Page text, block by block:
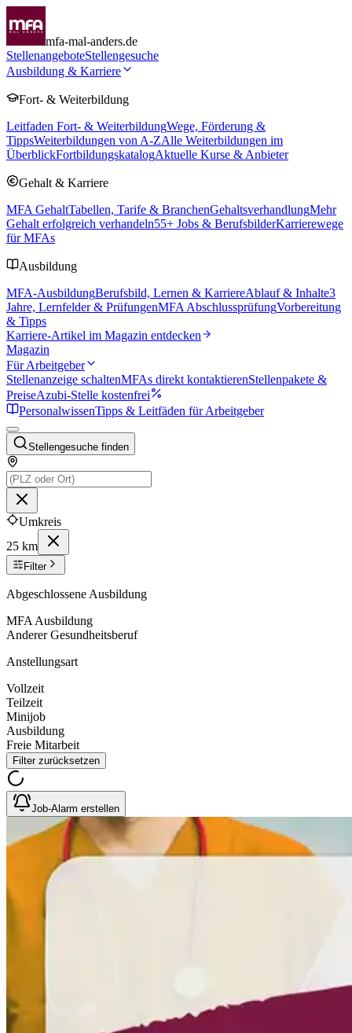
mfa-mal-anders.de
StellenangeboteStellengesuche
Ausbildung & Karriere
Fort- & Weiterbildung
Leitfaden Fort- & WeiterbildungWege, Förderung &
TippsWeiterbildungen von A-ZAlle Weiterbildungen im
ÜberblickFortbildungskatalogAktuelle Kurse & Anbieter
Gehalt & Karriere
MFA GehaltTabellen, Tarife & BranchenGehaltsverhandlungMehr
Gehalt erfolgreich verhandeln55+ Jobs & BerufsbilderKarrierewege
für MFAs
Ausbildung
MFA-AusbildungBerufsbild, Lernen & KarriereAblauf & Inhalte3
Jahre, Lernfelder & PrüfungenMFA AbschlussprüfungVorbereitung
& Tipps
Karriere-Artikel im Magazin entdecken
Magazin
Für Arbeitgeber
Stellenanzeige schaltenMFAs direkt kontaktierenStellenpakete &
PreiseAzubi-Stelle kostenfrei
PersonalwissenTipps & Leitfäden für Arbeitgeber
Stellengesuche finden
Umkreis
25 km
Filter
Abgeschlossene Ausbildung
MFA Ausbildung
Anderer Gesundheitsberuf
Anstellungsart
Vollzeit
Teilzeit
Minijob
Ausbildung
Freie Mitarbeit
Filter zurücksetzen
Job-Alarm erstellen